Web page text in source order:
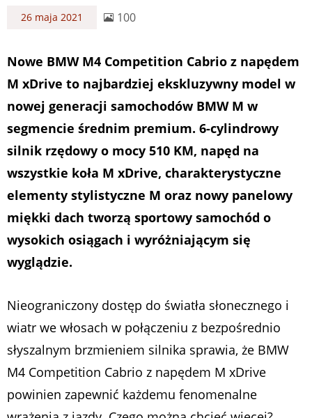
26 maja 2021 100
Nowe BMW M4 Competition Cabrio z napędem
M xDrive to najbardziej ekskluzywny model w
nowej generacji samochodów BMW M w
segmencie średnim premium. 6-cylindrowy
silnik rzędowy o mocy 510 KM, napęd na
wszystkie koła M xDrive, charakterystyczne
elementy stylistyczne M oraz nowy panelowy
miękki dach tworzą sportowy samochód o
wysokich osiągach i wyróżniającym się
wyglądzie.
Nieograniczony dostęp do światła słonecznego i
wiatr we włosach w połączeniu z bezpośrednio
słyszalnym brzmieniem silnika sprawia, że BMW
M4 Competition Cabrio z napędem M xDrive
powinien zapewnić każdemu fenomenalne